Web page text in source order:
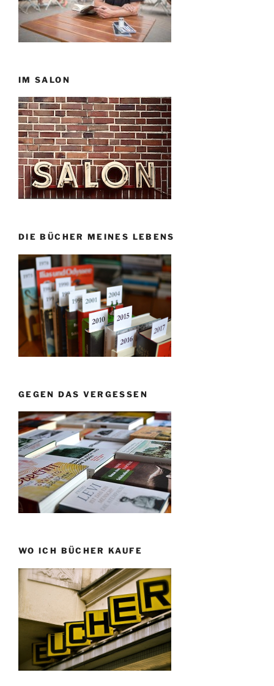
IM SALON
DIE BÜCHER MEINES LEBENS
GEGEN DAS VERGESSEN
WO ICH BÜCHER KAUFE